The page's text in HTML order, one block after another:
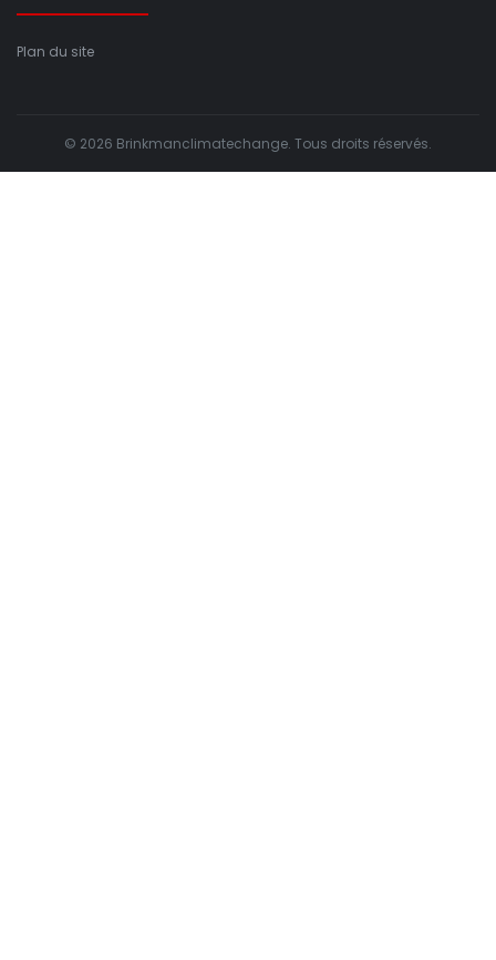
Plan du site
© 2026 Brinkmanclimatechange. Tous droits réservés.